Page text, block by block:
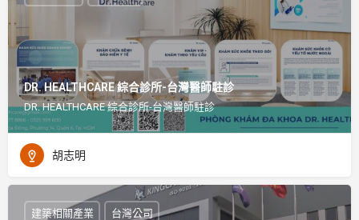
DR. HEALTHCARE 綜合診所-台灣醫師駐診
DR. HEALTHCARE 綜合診所-台灣醫師駐診
胡志明
建築相關產業 台灣公司